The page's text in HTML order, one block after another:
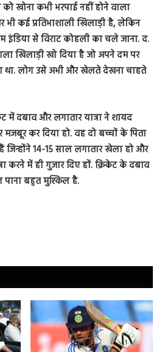
खोना कभी भरपाई नहीं होने वाला
कई प्रतिभाशाली खिलाड़ी है, लेकिन
इंडिया से विराट कोहली का चले जाना. द.
खिलाड़ी खो दिया है जो अपने दम पर
था. लोग उसे अभी और खेलते देखना चाहते
में दबाव और लगातार यात्रा ने शायद
कर दिया हो. वह दो बच्चों के पिता
14-15 साल लगातार खेला हो और
करने में ही गुजार दिए हों. क्रिकेट के दबाव
बहुत मुश्किल है.